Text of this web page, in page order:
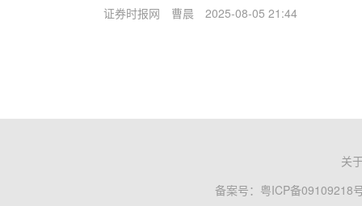
证券时报网 曹晨 2025-08-05 21:44
关
备案号： 粤ICP备09109218